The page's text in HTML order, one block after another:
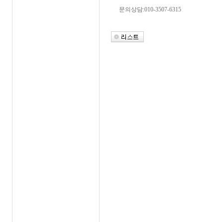
문의상담:010-3507-6315